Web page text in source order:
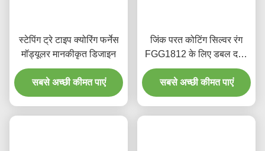
स्टेपिंग ट्रे टाइप क्योरिंग फर्नेस
मॉड्यूलर मानकीकृत डिजाइन
सबसे अच्छी कीमत पाएं
जिंक परत कोटिंग सिल्वर रंग
FGG1812 के लिए डबल दहन
इलाज फर्नेस
सबसे अच्छी कीमत पाएं